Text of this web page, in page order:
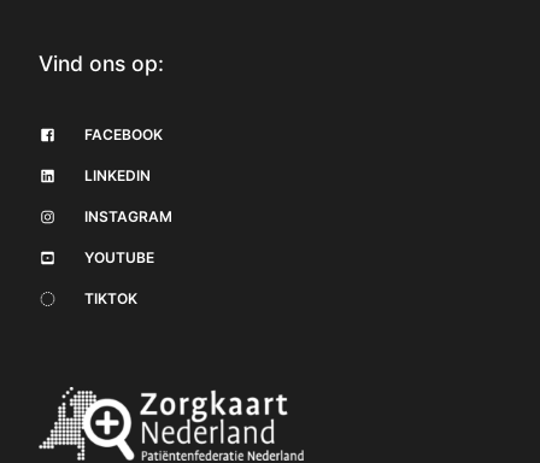
Vind ons op:
FACEBOOK
LINKEDIN
INSTAGRAM
YOUTUBE
TIKTOK